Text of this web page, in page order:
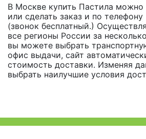
В Москве купить Пастила можно
или сделать заказ и по
(звонок бесплатный.)
все регионы России за
вы можете выбрать
офис выдачи, сайт
стоимость доставки. Изменяя
выбрать наилучшие условия